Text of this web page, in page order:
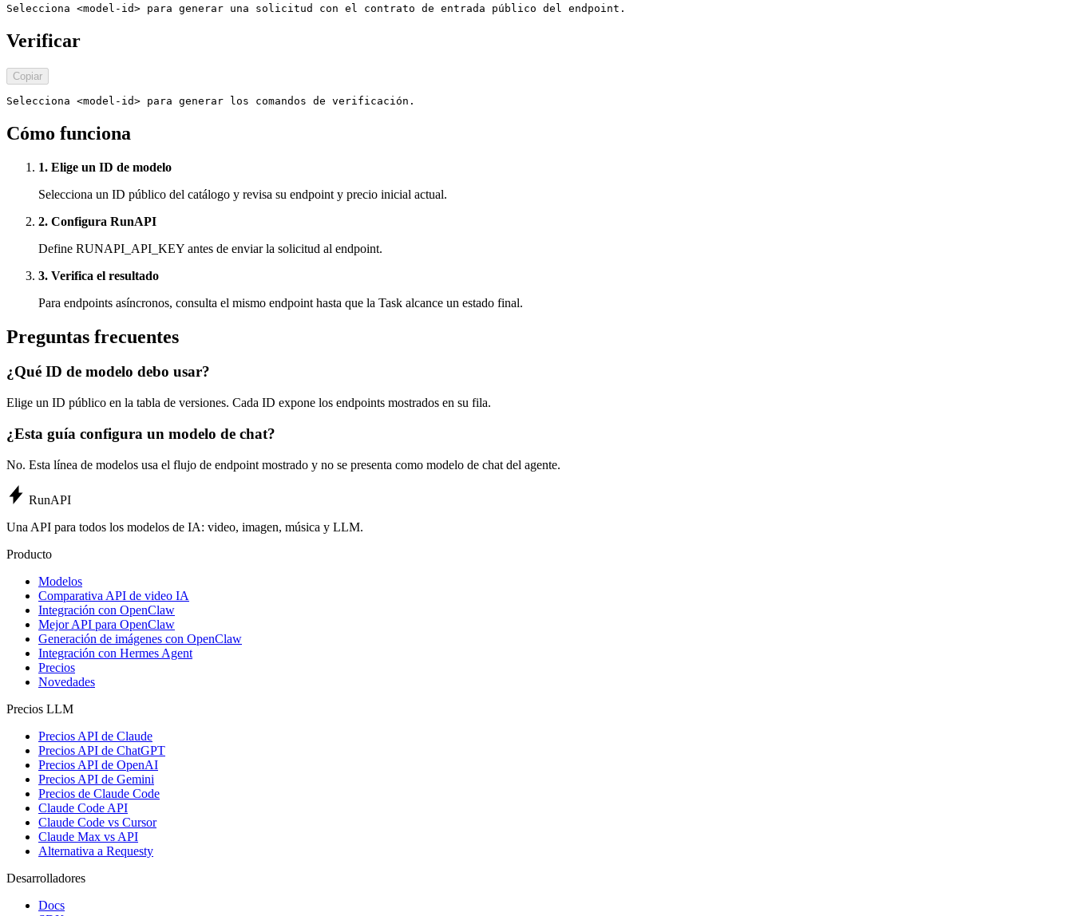
Selecciona <model-id> para generar una solicitud con el contrato de entrada público del endpoint.
Verificar
Copiar
Selecciona <model-id> para generar los comandos de verificación.
Cómo funciona
1. Elige un ID de modelo
Selecciona un ID público del catálogo y revisa su endpoint y precio inicial actual.
2. Configura RunAPI
Define RUNAPI_API_KEY antes de enviar la solicitud al endpoint.
3. Verifica el resultado
Para endpoints asíncronos, consulta el mismo endpoint hasta que la Task alcance un estado final.
Preguntas frecuentes
¿Qué ID de modelo debo usar?
Elige un ID público en la tabla de versiones. Cada ID expone los endpoints mostrados en su fila.
¿Esta guía configura un modelo de chat?
No. Esta línea de modelos usa el flujo de endpoint mostrado y no se presenta como modelo de chat del agente.
RunAPI
Una API para todos los modelos de IA: video, imagen, música y LLM.
Producto
Modelos
Comparativa API de video IA
Integración con OpenClaw
Mejor API para OpenClaw
Generación de imágenes con OpenClaw
Integración con Hermes Agent
Precios
Novedades
Precios LLM
Precios API de Claude
Precios API de ChatGPT
Precios API de OpenAI
Precios API de Gemini
Precios de Claude Code
Claude Code API
Claude Code vs Cursor
Claude Max vs API
Alternativa a Requesty
Desarrolladores
Docs